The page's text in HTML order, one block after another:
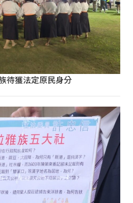
待獲法定原民身分